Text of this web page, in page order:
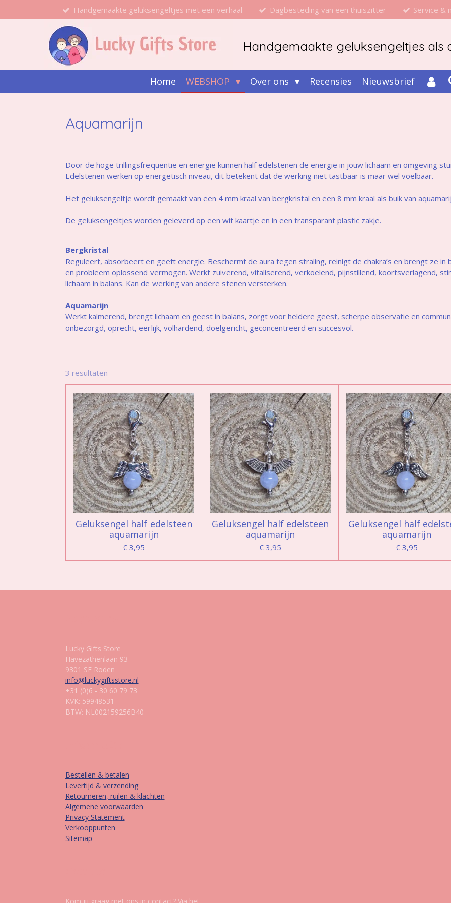
direct
hoofdinhoud
Handgemaakte geluksengeltjes met een verhaal Dagbesteding van een thuiszitter Service &
Handgemaakte geluksengeltjes
Home WEBSHOP Over ons Recensies Nieuwsbrief
Aquamarijn
Door de hoge trillingsfrequentie en energie kunnen half edelstenen de energie in jouw lichaam en omgeving
Edelstenen werken op energetisch niveau, dit betekent dat de werking niet tastbaar is maar wel voelbaar.
Het geluksengeltje wordt gemaakt van een 4 mm kraal van bergkristal en een 8 mm kraal als buik van
De geluksengeltjes worden geleverd op een wit kaartje en in een transparant plastic zakje.
Bergkristal
Reguleert, absorbeert en geeft energie. Beschermt de aura tegen straling, reinigt de chakra’s en brengt ze
en probleem oplossend vermogen. Werkt zuiverend, vitaliserend, verkoelend, pijnstillend, koortsverlagend,
lichaam in balans. Kan de werking van andere stenen versterken.
Aquamarijn
Werkt kalmerend, brengt lichaam en geest in balans, zorgt voor heldere geest, scherpe observatie en
onbezorgd, oprecht, eerlijk, volhardend, doelgericht, geconcentreerd en succesvol.
3 resultaten
Geluksengel half edelsteen
aquamarijn
€ 3,95
Geluksengel half edelsteen
aquamarijn
€ 3,95
Geluksengel half
aquamarijn
€ 3,95
Lucky Gifts Store
Havezathenlaan 93
9301 SE Roden
info@luckygiftsstore.nl
+31 (0)6 - 30 60 79 73
KVK: 59948531
BTW: NL002159256B40
Bestellen & betalen
Levertijd & verzending
Retourneren, ruilen & klachten
Algemene voorwaarden
Privacy Statement
Verkooppunten
Sitemap